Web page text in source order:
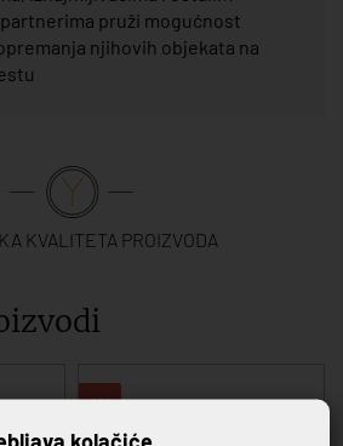
pruži mogućnost
njihovih objekata na
KVALITETA PROIZVODA
-20%
kolačiće